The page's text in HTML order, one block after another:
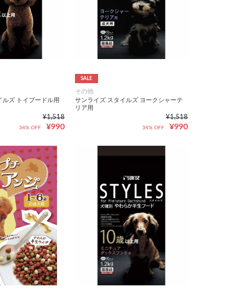
ルズ トイプードル用
¥1,518
¥990
34% OFF
SALE
その他
サンライズ スタイルズ ヨークシャーテ
リア用
¥1,518
¥990
34% OFF